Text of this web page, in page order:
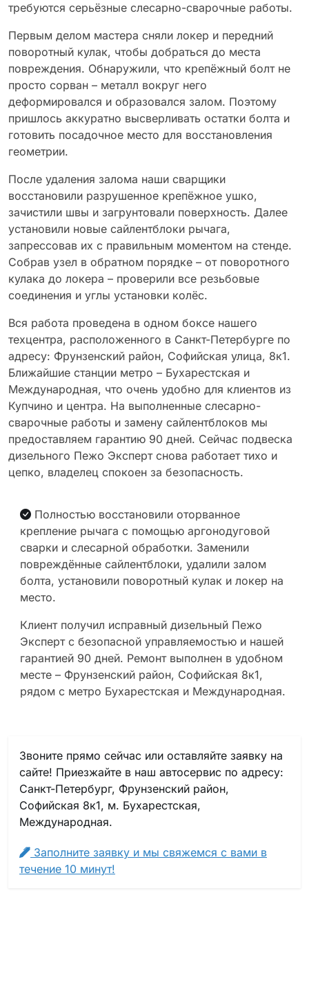
требуются серьёзные слесарно-сварочные работы.
Первым делом мастера сняли локер и передний
поворотный кулак, чтобы добраться до места
повреждения. Обнаружили, что крепёжный болт не
просто сорван – металл вокруг него
деформировался и образовался залом. Поэтому
пришлось аккуратно высверливать остатки болта и
готовить посадочное место для восстановления
геометрии.
После удаления залома наши сварщики
восстановили разрушенное крепёжное ушко,
зачистили швы и загрунтовали поверхность. Далее
установили новые сайлентблоки рычага,
запрессовав их с правильным моментом на стенде.
Собрав узел в обратном порядке – от поворотного
кулака до локера – проверили все резьбовые
соединения и углы установки колёс.
Вся работа проведена в одном боксе нашего
техцентра, расположенного в Санкт-Петербурге по
адресу: Фрунзенский район, Софийская улица, 8к1.
Ближайшие станции метро – Бухарестская и
Международная, что очень удобно для клиентов из
Купчино и центра. На выполненные слесарно-
сварочные работы и замену сайлентблоков мы
предоставляем гарантию 90 дней. Сейчас подвеска
дизельного Пежо Эксперт снова работает тихо и
цепко, владелец спокоен за безопасность.
Полностью восстановили оторванное
крепление рычага с помощью аргонодуговой
сварки и слесарной обработки. Заменили
повреждённые сайлентблоки, удалили залом
болта, установили поворотный кулак и локер на
место.
Клиент получил исправный дизельный Пежо
Эксперт с безопасной управляемостью и нашей
гарантией 90 дней. Ремонт выполнен в удобном
месте – Фрунзенский район, Софийская 8к1,
рядом с метро Бухарестская и Международная.
Звоните прямо сейчас или оставляйте заявку на
сайте! Приезжайте в наш автосервис по адресу:
Санкт-Петербург, Фрунзенский район,
Софийская 8к1, м. Бухарестская,
Международная.
Заполните заявку и мы свяжемся с вами в
течение 10 минут!